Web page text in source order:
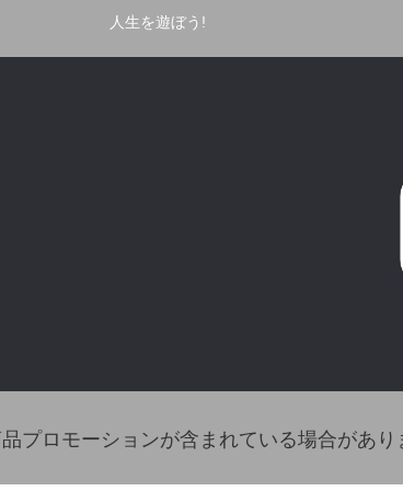
人生を遊ぼう!
プロモーションが含まれている場合があり